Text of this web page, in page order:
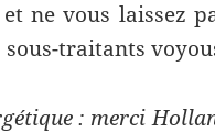
ne vous laissez
sous-traitants
: merci